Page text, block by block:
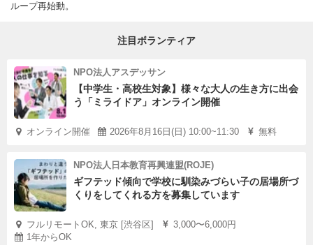
ループ再始動。
注目ボランティア
NPO法人アスデッサン
【中学生・高校生対象】様々な大人の生き方に出会
う「ミライドア」オンライン開催
オンライン開催 2026年8月16日(日) 10:00~11:30 無料
NPO法人日本教育再興連盟(ROJE)
ギフテッド傾向で学校に馴染みづらい子の居場所づ
くりをしてくれる方を募集しています
フルリモートOK, 東京 [渋谷区]
3,000〜6,000円
1年からOK